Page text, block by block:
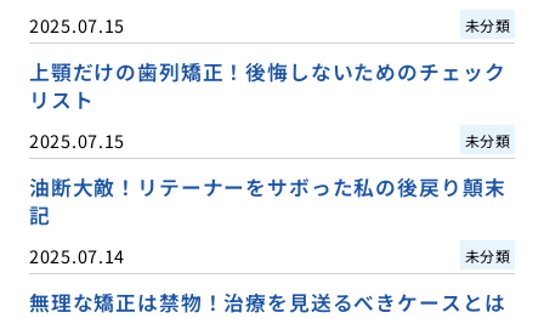
2025.07.15 未分類
上顎だけの歯列矯正！後悔しないためのチェック
リスト
2025.07.15 未分類
油断大敵！リテーナーをサボった私の後戻り顛末
記
2025.07.14 未分類
無理な矯正は禁物！治療を見送るべきケースとは